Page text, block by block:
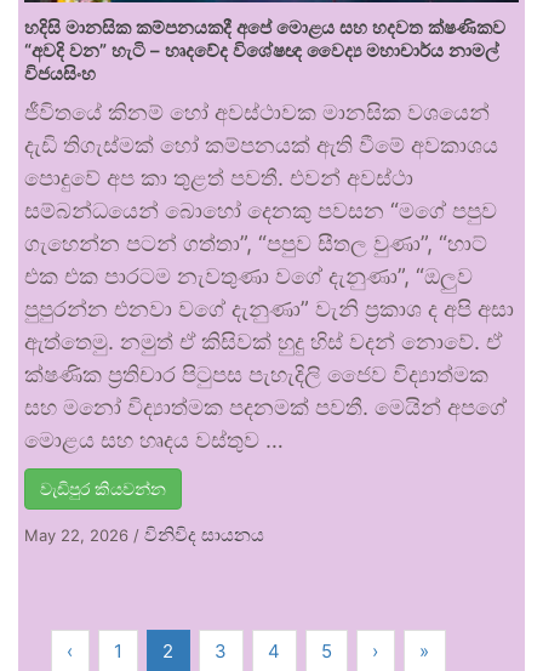
හදිසි මානසික කම්පනයකදී අපේ මොළය සහ හදවත ක්ෂණිකව
“අවදි වන” හැටි – හෘදවේද විශේෂඥ වෛද්‍ය මහාචාර්ය නාමල්
විජයසිංහ
ජීවිතයේ කිනම් හෝ අවස්ථාවක මානසික වශයෙන්
දැඩි තිගැස්මක් හෝ කම්පනයක් ඇති වීමේ අවකාශය
පොදුවේ අප කා තුළත් පවතී. එවන් අවස්ථා
සම්බන්ධයෙන් බොහෝ දෙනකු පවසන “මගේ පපුව
ගැහෙන්න පටන් ගත්තා”, “පපුව සීතල වුණා”, “හාට්
එක එක පාරටම නැවතුණා වගේ දැනුණා”, “ඔලුව
පුපුරන්න එනවා වගේ දැනුණා” වැනි ප්‍රකාශ ද අපි අසා
ඇත්තෙමු. නමුත් ඒ කිසිවක් හුදු හිස් වදන් නොවේ. ඒ
ක්ෂණික ප්‍රතිචාර පිටුපස පැහැදිලි ජෛව විද්‍යාත්මක
සහ මනෝ විද්‍යාත්මක පදනමක් පවතී. මෙයින් අපගේ
මොළය සහ හෘදය වස්තුව …
වැඩිපුර කියවන්න
May 22, 2026 / විනිවිද සායනය
‹ 1 2 3 4 5 › »